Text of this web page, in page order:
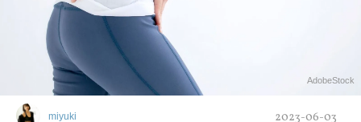
AdobeStock
miyuki 2023-06-03